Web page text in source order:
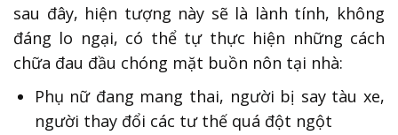
sau đây, hiện tượng này sẽ là lành tính, không
đáng lo ngại, có thể tự thực hiện những cách
chữa đau đầu chóng mặt buồn nôn tại nhà:
Phụ nữ đang mang thai, người bị say tàu xe,
người thay đổi các tư thế quá đột ngột